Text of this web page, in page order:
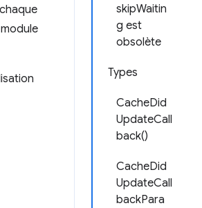
skipWaitin
g est
obsolète
Types
CacheDid
UpdateCall
back()
CacheDid
UpdateCall
backPara